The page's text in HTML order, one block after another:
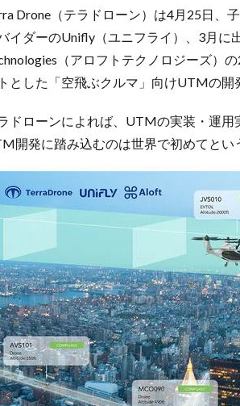
Drone（テラドローン）は4月25日、
イダーのUnifly（ユニフライ）、3月
（アロフトテクノロジーズ）
とした「空飛ぶクルマ」向けUTMの開
ドローンによれば、UTMの実装・運
開発に踏み込むのは世界で初めてとい